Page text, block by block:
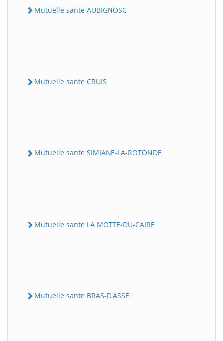
Mutuelle sante AUBIGNOSC
Mutuelle sante CRUIS
Mutuelle sante SIMIANE-LA-ROTONDE
Mutuelle sante LA MOTTE-DU-CAIRE
Mutuelle sante BRAS-D'ASSE